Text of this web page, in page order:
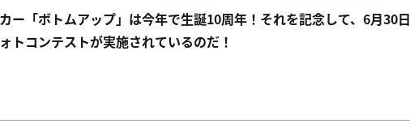
ー「ボトムアップ」は今年で生誕10周年！それを記念して、6月30日
トコンテストが実施されているのだ！